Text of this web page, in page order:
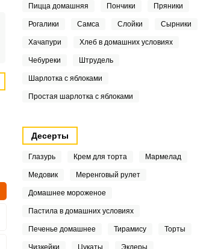
Пицца домашняя Пончики Пряники
Рогалики Самса Слойки Сырники
Хачапури Хлеб в домашних условиях
Чебуреки Штрудель
Шарлотка с яблоками
Простая шарлотка с яблоками
Десерты
Глазурь Крем для торта Мармелад
Медовик Меренговый рулет
Домашнее мороженое
Пастила в домашних условиях
Печенье домашнее Тирамису Торты
Чизкейки Цукаты Эклеры